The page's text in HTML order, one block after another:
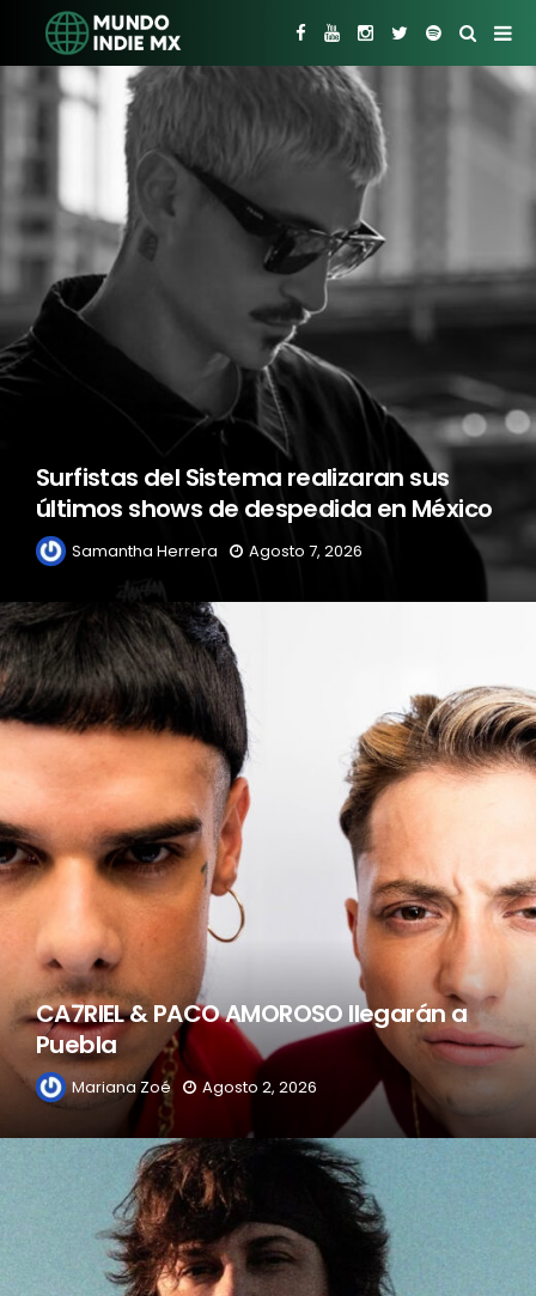
Surfistas del Sistema realizaran sus
últimos shows de despedida en México
Samantha Herrera Agosto 7, 2026
CA7RIEL & PACO AMOROSO llegarán a
Puebla
Mariana Zoé Agosto 2, 2026